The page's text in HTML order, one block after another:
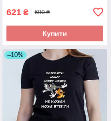
621 ₴ 690 ₴
Купити
–10%